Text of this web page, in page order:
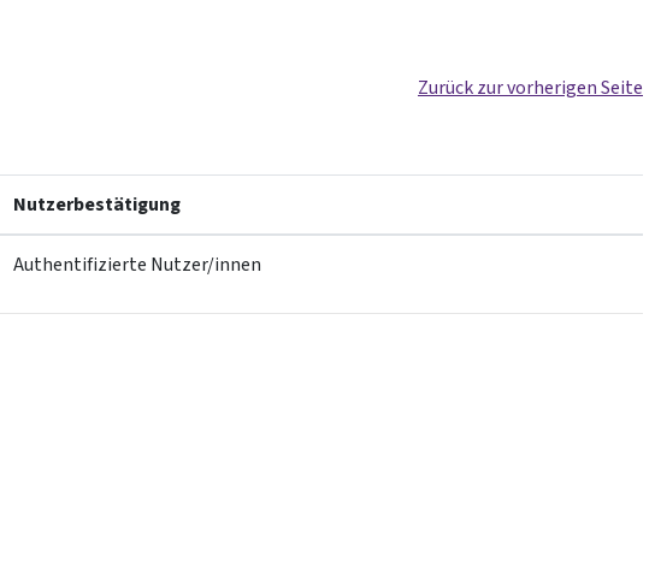
Zurück zur vorherigen Seite
Nutzerbestätigung
Authentifizierte Nutzer/innen